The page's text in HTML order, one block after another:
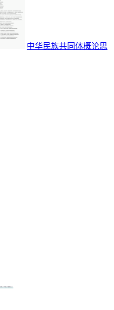
中华民族共同体概论思